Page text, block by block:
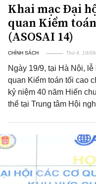
Khai mạc Đại
quan Kiểm
(ASOSAI 14)
CHÍNH SÁCH Thứ 4, 19/
Ngày 19/9, tại Hà Nội,
quan Kiểm toán tối cao
kỷ niệm 40 năm Hiến
thể tại Trung tâm Hội